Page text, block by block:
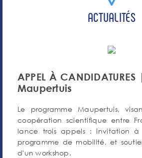
ACTUALITÉS
APPEL À
Maupertuis
Le programme Maupertuis,
coopération scientifique entre
lance trois appels : invitation à
programme de mobilité, et
d'un workshop.